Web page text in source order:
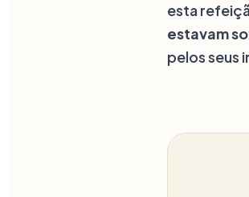
esta
estavam
pelos seus